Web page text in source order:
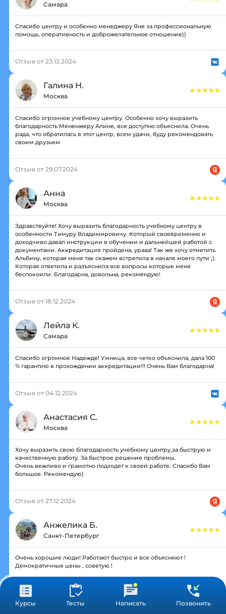
Курсы Тесты Написать Позвонить
Самара
Спасибо центру и особенно менеджеру Яне за профессиональную
помощь, оперативность и доброжелательное отношение))
Отзыв от 23.12.2024
Галина Н.
Москва
Спасибо огромное учебному центру. Особенно хочу выразить
благодарность Мененжеру Алине, все доступно объяснила. Очень
рада, что обратилась в этот центр, всем удачи, буду рекомендовать
своим друзьям
Отзыв от 29.07.2024
Анна
Москва
Здравствуйте! Хочу выразить благодарность учебному центру в
особенности Тимуру Владимировичу. Который своевременно и
доходчиво давал инструкции в обучении и дальнейшей работой с
документами. Аккредитация пройдена, урааа! Так же хочу отметить
Альбину, которая меня так скажем встретила в начале моего пути ;).
Которая ответила и разъяснила все вопросы которые меня
беспокоили. Благодарна, довольна, рекомендую!
Отзыв от 18.12.2024
Лейла К.
Самара
Спасибо огромное Надежде! Умница, все четко объяснила, дала 100
% гарантию в прохождении аккредитации!!! Очень Вам благодарна!
Отзыв от 04.12.2024
Анастасия С.
Москва
Хочу выразить свою благодарность учебному центру,за быструю и
качественную работу. За быстрое решение проблемы.
Очень вежливо и грамотно подходят к своей работе. Спасибо Вам
большое. Рекомендую)
Отзыв от 27.12.2024
Анжелика Б.
Санкт-Петербург
Очень хорошие люди! Работают быстро и все объясняют !
Демократичные цены , советую !
Отзыв от 06.11.2024